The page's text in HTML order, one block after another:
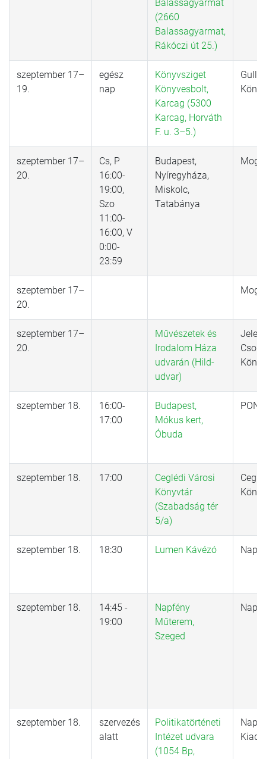
Balassagyarmat
(2660
Balassagyarmat,
Rákóczi út 25.)
szeptember 17–
19.
egész
nap
Könyvsziget
Könyvesbolt,
Karcag (5300
Karcag, Horváth
F. u. 3–5.)
szeptember 17–
20.
Cs, P
16:00-
19:00,
Szo
11:00-
16:00, V
0:00-
23:59
Budapest,
Nyíregyháza,
Miskolc,
Tatabánya
szeptember 17–
20.
szeptember 17–
20.
Művészetek és
Irodalom Háza
udvarán (Hild-
udvar)
szeptember 18.
16:00-
17:00
Budapest,
Mókus kert,
Óbuda
szeptember 18. 17:00
Ceglédi Városi
Könyvtár
(Szabadság tér
5/a)
szeptember 18. 18:30 Lumen Kávézó
szeptember 18.
14:45 -
19:00
Napfény
Műterem,
Szeged
szeptember 18.
szervezés
alatt
Politikatörténeti
Intézet udvara
(1054 Bp,
Kiadó